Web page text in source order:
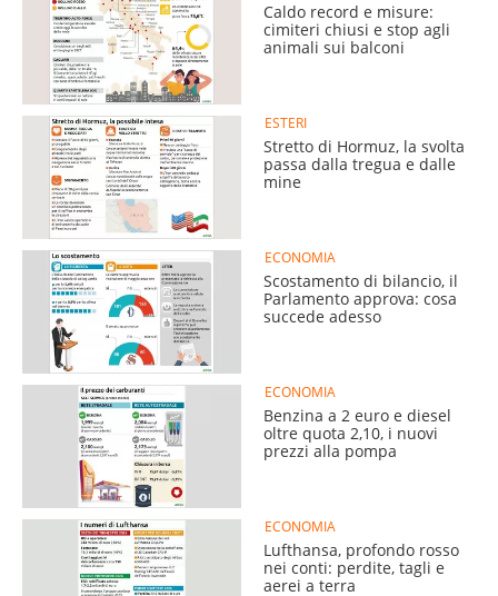
Caldo record e misure:
cimiteri chiusi e stop agli
animali sui balconi
ESTERI
Stretto di Hormuz, la svolta
passa dalla tregua e dalle
mine
ECONOMIA
Scostamento di bilancio, il
Parlamento approva: cosa
succede adesso
ECONOMIA
Benzina a 2 euro e diesel
oltre quota 2,10, i nuovi
prezzi alla pompa
ECONOMIA
Lufthansa, profondo rosso
nei conti: perdite, tagli e
aerei a terra